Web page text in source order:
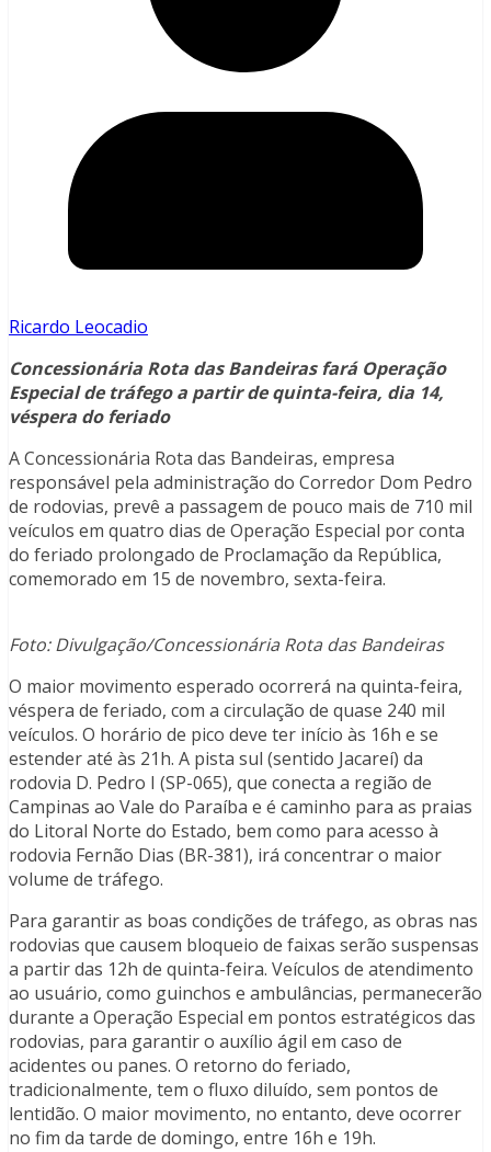
Ricardo Leocadio
Concessionária Rota das Bandeiras fará Operação
Especial de tráfego a partir de quinta-feira, dia 14,
véspera do feriado
A Concessionária Rota das Bandeiras, empresa
responsável pela administração do Corredor Dom Pedro
de rodovias, prevê a passagem de pouco mais de 710 mil
veículos em quatro dias de Operação Especial por conta
do feriado prolongado de Proclamação da República,
comemorado em 15 de novembro, sexta-feira.
Foto: Divulgação/Concessionária Rota das Bandeiras
O maior movimento esperado ocorrerá na quinta-feira,
véspera de feriado, com a circulação de quase 240 mil
veículos. O horário de pico deve ter início às 16h e se
estender até às 21h. A pista sul (sentido Jacareí) da
rodovia D. Pedro I (SP-065), que conecta a região de
Campinas ao Vale do Paraíba e é caminho para as praias
do Litoral Norte do Estado, bem como para acesso à
rodovia Fernão Dias (BR-381), irá concentrar o maior
volume de tráfego.
Para garantir as boas condições de tráfego, as obras nas
rodovias que causem bloqueio de faixas serão suspensas
a partir das 12h de quinta-feira. Veículos de atendimento
ao usuário, como guinchos e ambulâncias, permanecerão
durante a Operação Especial em pontos estratégicos das
rodovias, para garantir o auxílio ágil em caso de
acidentes ou panes. O retorno do feriado,
tradicionalmente, tem o fluxo diluído, sem pontos de
lentidão. O maior movimento, no entanto, deve ocorrer
no fim da tarde de domingo, entre 16h e 19h.